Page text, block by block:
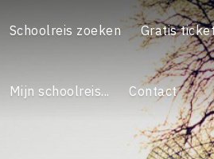
Schoolreis zoeken Gratis
Mijn schoolreis... Contact